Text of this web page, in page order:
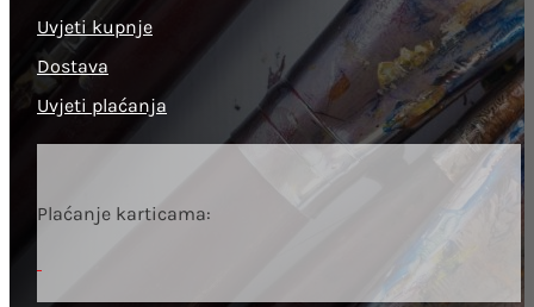
Uvjeti kupnje
Dostava
Uvjeti plaćanja
Plaćanje karticama: